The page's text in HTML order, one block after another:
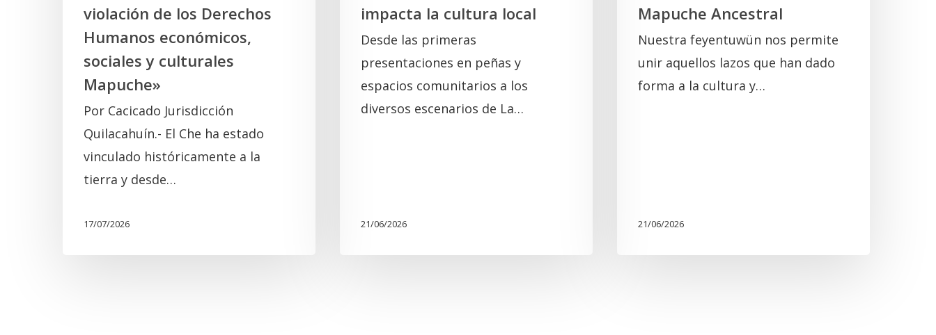
económicos,
sociales
culturales
Mapuche»
violación de los Derechos
Humanos económicos,
sociales y culturales
Mapuche»
Por Cacicado Jurisdicción
Quilacahuín.- El Che ha estado
vinculado históricamente a la
tierra y desde…
17/07/2026
impacta la cultura local
Desde las primeras
presentaciones en peñas y
espacios comunitarios a los
diversos escenarios de La…
21/06/2026
Mapuche Ancestral
Nuestra feyentuwün nos permite
unir aquellos lazos que han dado
forma a la cultura y…
21/06/2026